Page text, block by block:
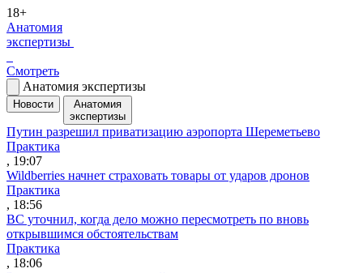
18+
Анатомия
экспертизы
Смотреть
Анатомия экспертизы
Новости
Анатомия
экспертизы
Путин разрешил приватизацию аэропорта Шереметьево
Практика
, 19:07
Wildberries начнет страховать товары от ударов дронов
Практика
, 18:56
ВС уточнил, когда дело можно пересмотреть по вновь
открывшимся обстоятельствам
Практика
, 18:06